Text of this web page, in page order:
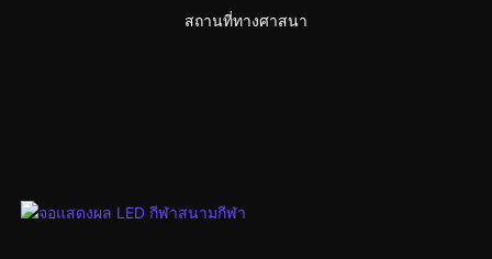
สถานที่ทางศาสนา